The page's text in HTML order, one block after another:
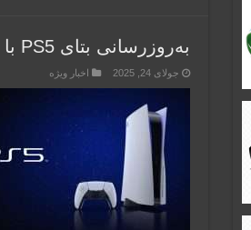
به‌روزرسانی بتای PS5 با دو ویژگی کاربردی عرضه شد
جولای 24, 2025 اخبار ویژه